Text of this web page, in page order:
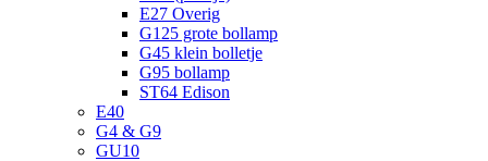
E27 Overig
G125 grote bollamp
G45 klein bolletje
G95 bollamp
ST64 Edison
E40
G4 & G9
GU10